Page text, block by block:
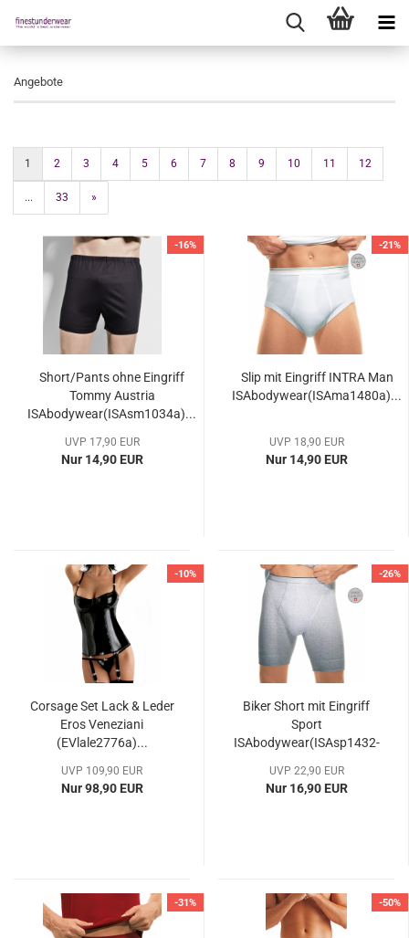
Angebote
1 2 3 4 5 6 7 8 9 10 11 12
... 33 »
-16%
Short/Pants ohne Eingriff
Tommy Austria
ISAbodywear(ISAsm1034a)...
UVP 17,90 EUR
Nur 14,90 EUR
-21%
Slip mit Eingriff INTRA Man
ISAbodywear(ISAma1480a)...
UVP 18,90 EUR
Nur 14,90 EUR
-10%
Corsage Set Lack & Leder
Eros Veneziani
(EVlale2776a)...
UVP 109,90 EUR
Nur 98,90 EUR
-26%
Biker Short mit Eingriff
Sport
ISAbodywear(ISAsp1432-
UVP 22,90 EUR
Nur 16,90 EUR
-31% -50%